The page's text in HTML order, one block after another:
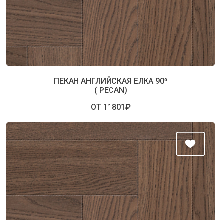
ПЕКАН АНГЛИЙСКАЯ ЕЛКА 90⁰
( PECAN)
ОТ 11801₽